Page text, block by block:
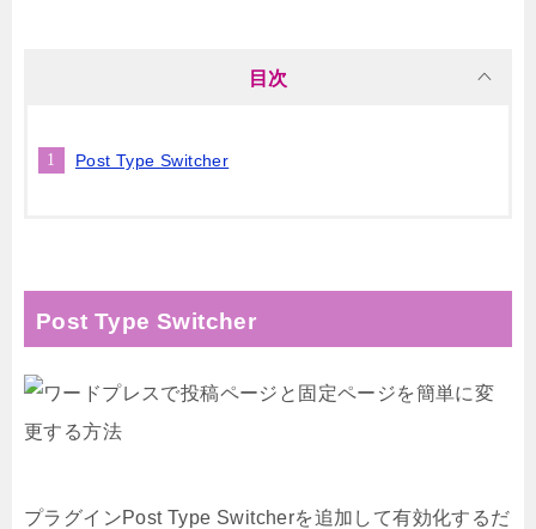
目次
Post Type Switcher
Post Type Switcher
プラグインPost Type Switcherを追加して有効化するだ